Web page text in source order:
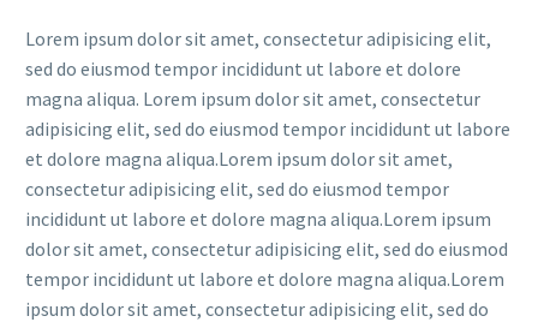
Lorem ipsum dolor sit amet, consectetur adipisicing elit,
sed do eiusmod tempor incididunt ut labore et dolore
magna aliqua. Lorem ipsum dolor sit amet, consectetur
adipisicing elit, sed do eiusmod tempor incididunt ut labore
et dolore magna aliqua.Lorem ipsum dolor sit amet,
consectetur adipisicing elit, sed do eiusmod tempor
incididunt ut labore et dolore magna aliqua.Lorem ipsum
dolor sit amet, consectetur adipisicing elit, sed do eiusmod
tempor incididunt ut labore et dolore magna aliqua.Lorem
ipsum dolor sit amet, consectetur adipisicing elit, sed do